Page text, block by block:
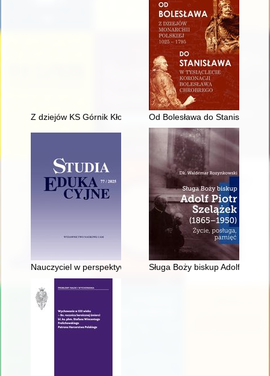
Z dziejów KS Górnik Kłodawa Od Bolesława do Stanisława
Nauczyciel w perspektywie czasopisma "Kościół i Szkoła"
Sługa Boży biskup Adolf Piotr